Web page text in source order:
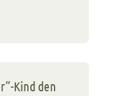
Kind den